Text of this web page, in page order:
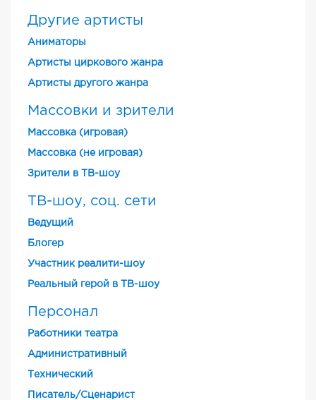
Другие артисты
Аниматоры
Артисты циркового жанра
Артисты другого жанра
Массовки и зрители
Массовка (игровая)
Массовка (не игровая)
Зрители в ТВ-шоу
ТВ-шоу, соц. сети
Ведущий
Блогер
Участник реалити-шоу
Реальный герой в ТВ-шоу
Персонал
Работники театра
Административный
Технический
Писатель/Сценарист